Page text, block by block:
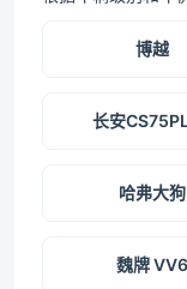
博越
长安
哈弗大狗
魏牌 VV6